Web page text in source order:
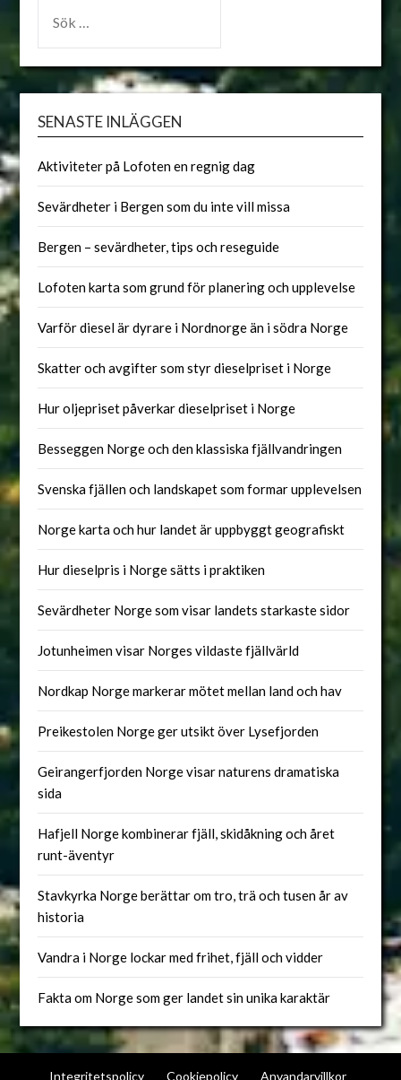
SENASTE INLÄGGEN
Aktiviteter på Lofoten en regnig dag
Sevärdheter i Bergen som du inte vill missa
Bergen – sevärdheter, tips och reseguide
Lofoten karta som grund för planering och upplevelse
Varför diesel är dyrare i Nordnorge än i södra Norge
Skatter och avgifter som styr dieselpriset i Norge
Hur oljepriset påverkar dieselpriset i Norge
Besseggen Norge och den klassiska fjällvandringen
Svenska fjällen och landskapet som formar upplevelsen
Norge karta och hur landet är uppbyggt geografiskt
Hur dieselpris i Norge sätts i praktiken
Sevärdheter Norge som visar landets starkaste sidor
Jotunheimen visar Norges vildaste fjällvärld
Nordkap Norge markerar mötet mellan land och hav
Preikestolen Norge ger utsikt över Lysefjorden
Geirangerfjorden Norge visar naturens dramatiska
sida
Hafjell Norge kombinerar fjäll, skidåkning och året
runt-äventyr
Stavkyrka Norge berättar om tro, trä och tusen år av
historia
Vandra i Norge lockar med frihet, fjäll och vidder
Fakta om Norge som ger landet sin unika karaktär
Integritetspolicy Cookiepolicy Anvandarvillkor